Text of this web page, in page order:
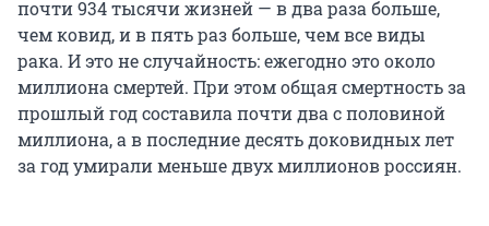
почти 934 тысячи жизней — в два раза больше,
чем ковид, и в пять раз больше, чем все виды
рака. И это не случайность: ежегодно это около
миллиона смертей. При этом общая смертность за
прошлый год составила почти два с половиной
миллиона, а в последние десять доковидных лет
за год умирали меньше двух миллионов россиян.